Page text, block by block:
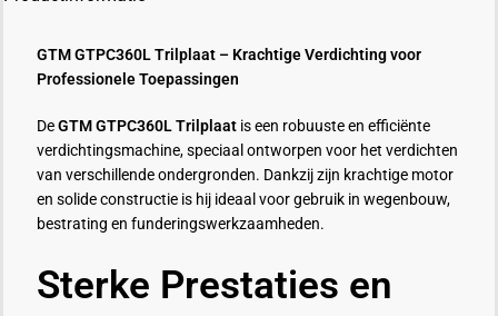
GTM GTPC360L Trilplaat – Krachtige Verdichting voor
Professionele Toepassingen
DeGTM GTPC360L Trilplaat is een robuuste en efficiënte
verdichtingsmachine, speciaal ontworpen voor het verdichten
van verschillende ondergronden. Dankzij zijn krachtige motor
en solide constructie is hij ideaal voor gebruik in wegenbouw,
bestrating en funderingswerkzaamheden.
Sterke Prestaties en